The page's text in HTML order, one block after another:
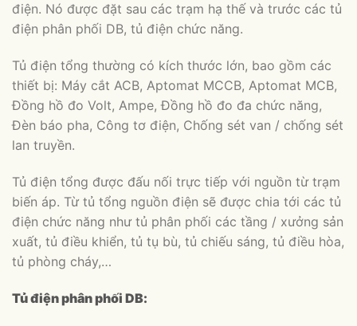
điện. Nó được đặt sau các trạm hạ thế và trước các tủ
điện phân phối DB, tủ điện chức năng.
Tủ điện tổng thường có kích thước lớn, bao gồm các
thiết bị: Máy cắt ACB, Aptomat MCCB, Aptomat MCB,
Đồng hồ đo Volt, Ampe, Đồng hồ đo đa chức năng,
Đèn báo pha, Công tơ điện, Chống sét van / chống sét
lan truyền.
Tủ điện tổng được đấu nối trực tiếp với nguồn từ trạm
biến áp. Từ tủ tổng nguồn điện sẽ được chia tới các tủ
điện chức năng như tủ phân phối các tầng / xưởng sản
xuất, tủ điều khiển, tủ tụ bù, tủ chiếu sáng, tủ điều hòa,
tủ phòng cháy,…
Tủ điện phân phối DB: